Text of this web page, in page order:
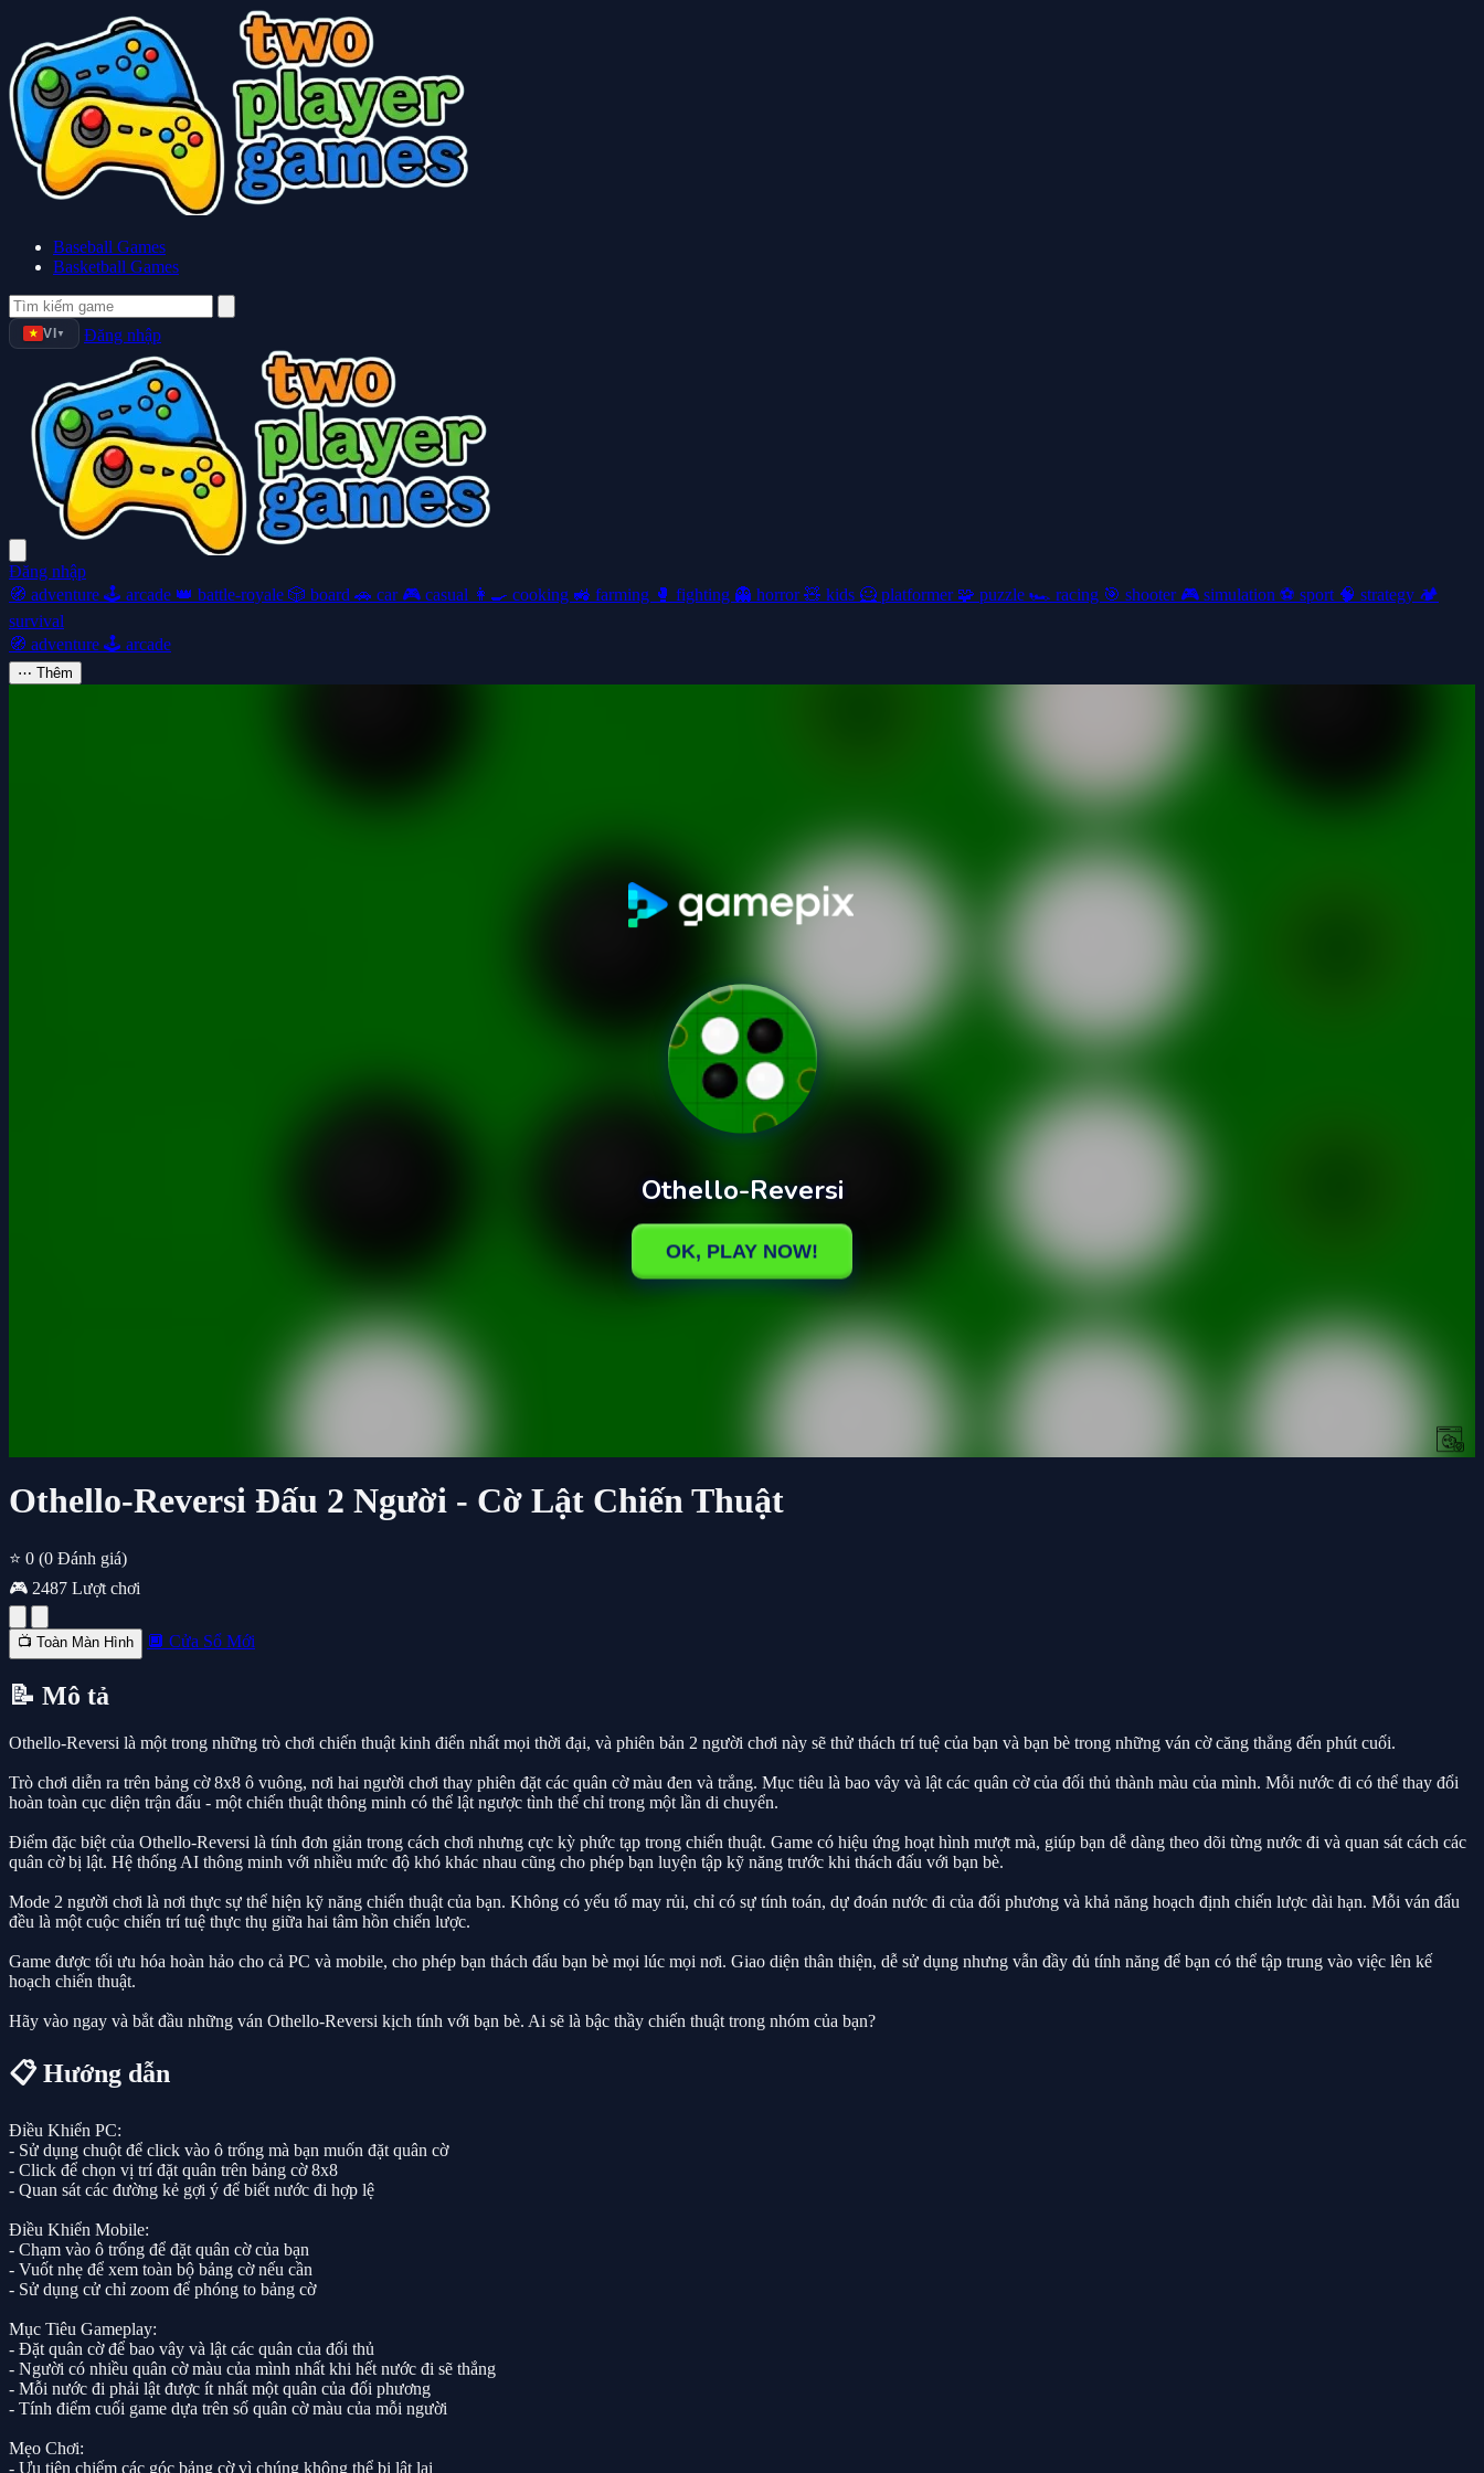
Baseball Games
Basketball Games
VI ▼ Đăng nhập
Đăng nhập
🧭 adventure 🕹️ arcade 👑 battle-royale 🎲 board 🚗 car 🎮 casual 👩‍🍳 cooking 🚜 farming 🥊 fighting 👻 horror🧸 kids 🦸 platformer 🧩 puzzle 🏎️ racing 🎯 shooter 🎮 simulation ⚽ sport 🧠 strategy 🏕️
survival
🧭 adventure 🕹️ arcade
⋯ Thêm
Othello-Reversi Đấu 2 Người - Cờ Lật Chiến Thuật
⭐ 0 (0 Đánh giá)
🎮 2487 Lượt chơi
📺 Toàn Màn Hình 🔲 Cửa Sổ Mới
📝 Mô tả
Othello-Reversi là một trong những trò chơi chiến thuật kinh điển nhất mọi thời đại, và phiên bản 2 người chơi này sẽ thử thách trí tuệ của bạn và bạn bè trong những ván cờ căng thẳng đến phút cuối.
Trò chơi diễn ra trên bảng cờ 8x8 ô vuông, nơi hai người chơi thay phiên đặt các quân cờ màu đen và trắng. Mục tiêu là bao vây và lật các quân cờ của đối thủ thành màu của mình. Mỗi nước đi có thể thay đổi
hoàn toàn cục diện trận đấu - một chiến thuật thông minh có thể lật ngược tình thế chỉ trong một lần di chuyển.
Điểm đặc biệt của Othello-Reversi là tính đơn giản trong cách chơi nhưng cực kỳ phức tạp trong chiến thuật. Game có hiệu ứng hoạt hình mượt mà, giúp bạn dễ dàng theo dõi từng nước đi và quan sát cách các
quân cờ bị lật. Hệ thống AI thông minh với nhiều mức độ khó khác nhau cũng cho phép bạn luyện tập kỹ năng trước khi thách đấu với bạn bè.
Mode 2 người chơi là nơi thực sự thể hiện kỹ năng chiến thuật của bạn. Không có yếu tố may rủi, chỉ có sự tính toán, dự đoán nước đi của đối phương và khả năng hoạch định chiến lược dài hạn. Mỗi ván đấu
đều là một cuộc chiến trí tuệ thực thụ giữa hai tâm hồn chiến lược.
Game được tối ưu hóa hoàn hảo cho cả PC và mobile, cho phép bạn thách đấu bạn bè mọi lúc mọi nơi. Giao diện thân thiện, dễ sử dụng nhưng vẫn đầy đủ tính năng để bạn có thể tập trung vào việc lên kế
hoạch chiến thuật.
Hãy vào ngay và bắt đầu những ván Othello-Reversi kịch tính với bạn bè. Ai sẽ là bậc thầy chiến thuật trong nhóm của bạn?
📋 Hướng dẫn
Điều Khiển PC:
- Sử dụng chuột để click vào ô trống mà bạn muốn đặt quân cờ
- Click để chọn vị trí đặt quân trên bảng cờ 8x8
- Quan sát các đường kẻ gợi ý để biết nước đi hợp lệ
Điều Khiển Mobile:
- Chạm vào ô trống để đặt quân cờ của bạn
- Vuốt nhẹ để xem toàn bộ bảng cờ nếu cần
- Sử dụng cử chỉ zoom để phóng to bảng cờ
Mục Tiêu Gameplay:
- Đặt quân cờ để bao vây và lật các quân của đối thủ
- Người có nhiều quân cờ màu của mình nhất khi hết nước đi sẽ thắng
- Mỗi nước đi phải lật được ít nhất một quân của đối phương
- Tính điểm cuối game dựa trên số quân cờ màu của mỗi người
Mẹo Chơi:
- Ưu tiên chiếm các góc bảng cờ vì chúng không thể bị lật lại